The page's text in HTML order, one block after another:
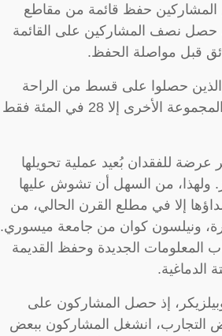
المشاركين حفظ قائمة من مقاطع
حصل نصف المشاركين على القائمة
قبل مواصلة الحفظ.
الذين حصلوا على قسط من الراحة
تذكروا 50 في المئة من المعلومات في القائمة، بينما لم تتذكر المجموعة الأخرى إلا 28 في المئة فقط
عرضة للفقدان بُعيد عملية تحويلها
ولهذا، من السهل أن تشوش عليها
إلا في مطلع القرن الحالي، من
ونيلسون كوان من جامعة ميسوري.
المعلومات الجديدة وحفظ القديمة
الدماغية.
إذ حصل المشاركون على
بعض التجارب، انشغل المشاركون ببعض